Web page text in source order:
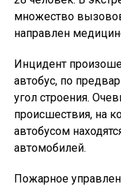
множество
направлен
Инцидент
автобус, по
угол строения.
происшествия, на
автобусом
автомобилей.
Пожарное